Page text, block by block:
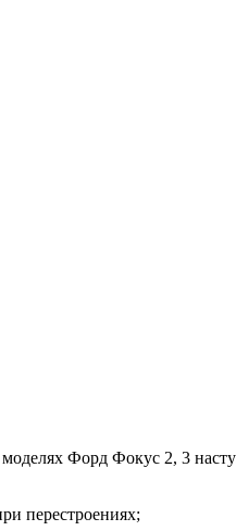
Форд Фокус 2, 3
перестроениях;